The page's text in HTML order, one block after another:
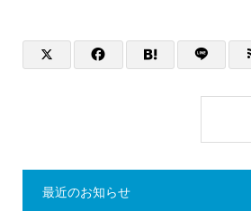
最近のお知らせ